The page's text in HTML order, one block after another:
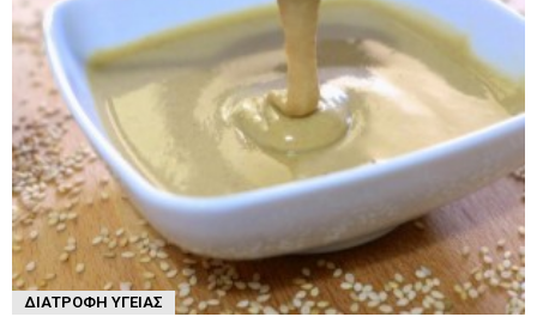
ΔΙΑΤΡΟΦΉ ΥΓΕΊΑΣ